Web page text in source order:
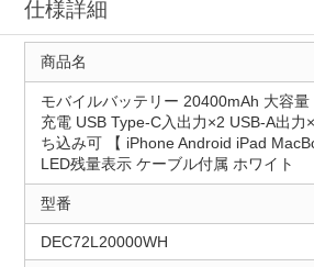
仕様詳細
商品名
モバイルバッテリー 20400mAh 大容
充電 USB Type-C入出力×2 USB-A出力
ち込み可 【 iPhone Android iPad
LED残量表示 ケーブル付属 ホワイト
型番
DEC72L20000WH